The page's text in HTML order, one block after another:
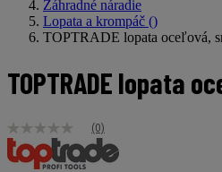
Záhradné náradie
Lopata a krompáč ()
TOPTRADE lopata oceľová,
TOPTRADE lopata
Žiadna
hodnota
hodnotenia
(0)